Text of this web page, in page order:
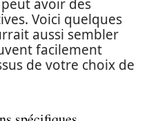
avoir des
Voici quelques
aussi sembler
facilement
de votre choix de